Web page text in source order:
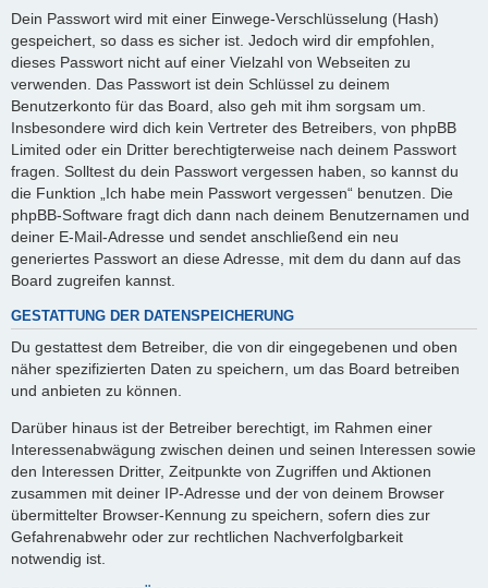
Dein Passwort wird mit einer Einwege-Verschlüsselung (Hash)
gespeichert, so dass es sicher ist. Jedoch wird dir empfohlen,
dieses Passwort nicht auf einer Vielzahl von Webseiten zu
verwenden. Das Passwort ist dein Schlüssel zu deinem
Benutzerkonto für das Board, also geh mit ihm sorgsam um.
Insbesondere wird dich kein Vertreter des Betreibers, von phpBB
Limited oder ein Dritter berechtigterweise nach deinem Passwort
fragen. Solltest du dein Passwort vergessen haben, so kannst du
die Funktion „Ich habe mein Passwort vergessen“ benutzen. Die
phpBB-Software fragt dich dann nach deinem Benutzernamen und
deiner E-Mail-Adresse und sendet anschließend ein neu
generiertes Passwort an diese Adresse, mit dem du dann auf das
Board zugreifen kannst.
GESTATTUNG DER DATENSPEICHERUNG
Du gestattest dem Betreiber, die von dir eingegebenen und oben
näher spezifizierten Daten zu speichern, um das Board betreiben
und anbieten zu können.
Darüber hinaus ist der Betreiber berechtigt, im Rahmen einer
Interessenabwägung zwischen deinen und seinen Interessen sowie
den Interessen Dritter, Zeitpunkte von Zugriffen und Aktionen
zusammen mit deiner IP-Adresse und der von deinem Browser
übermittelter Browser-Kennung zu speichern, sofern dies zur
Gefahrenabwehr oder zur rechtlichen Nachverfolgbarkeit
notwendig ist.